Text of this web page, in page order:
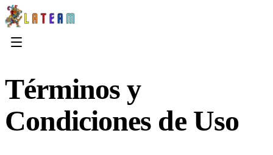
Términos y
Condiciones de Uso